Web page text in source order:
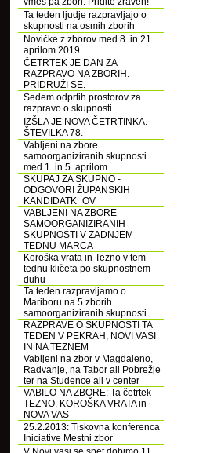
Ta teden ljudje razpravljajo o
skupnosti na osmih zborih
Novičke z zborov med 8. in 21.
aprilom 2019
ČETRTEK JE DAN ZA
RAZPRAVO NA ZBORIH.
PRIDRUŽI SE.
Sedem odprtih prostorov za
razpravo o skupnosti
IZŠLA JE NOVA ČETRTINKA.
ŠTEVILKA 78.
Vabljeni na zbore
samoorganiziranih skupnosti
med 1. in 5. aprilom
SKUPAJ ZA SKUPNO -
ODGOVORI ŽUPANSKIH
KANDIDATK_OV
VABLJENI NA ZBORE
SAMOORGANIZIRANIH
SKUPNOSTI V ZADNJEM
TEDNU MARCA
Koroška vrata in Tezno v tem
tednu kličeta po skupnostnem
duhu
Ta teden razpravljamo o
Mariboru na 5 zborih
samoorganiziranih skupnosti
RAZPRAVE O SKUPNOSTI TA
TEDEN V PEKRAH, NOVI VASI
IN NA TEZNEM
Vabljeni na zbor v Magdaleno,
Radvanje, na Tabor ali Pobrežje
ter na Studence ali v center
VABILO NA ZBORE: Ta četrtek
TEZNO, KOROŠKA VRATA in
NOVA VAS
25.2.2013: Tiskovna konferenca
Iniciative Mestni zbor